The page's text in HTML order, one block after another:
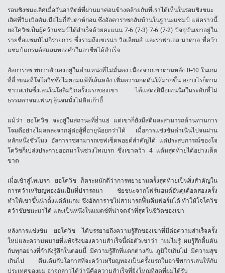
รอบชิงชนะเลิศเมื่อวันอาทิตย์ที่ผ่านมาค่อนข้างคล้ายกับที่เราได้เห็นในรอบชิงชนะ
เลิศที่วิมเบิลดันเมื่อไม่กี่สัปดาห์ก่อน ซึ่งอัลคาราซกลับบ้านในฐานะแชมป์ แต่คราวนี้
ยอโควิชเป็นผู้คว้าแชมป์ได้สำเร็จด้วยคะแนน 7-6 (7-3) 7-6 (7-2) ปัจจุบันเขาอยู่ใน
รายชื่อแชมป์ไม่กี่รายการ ซึ่งรวมถึงเซเรน่า วิลเลียมส์ และราฟาเอล นาดาล ที่คว้า
แชมป์แกรนด์สแลมทองคำในอาชีพได้สำเร็จ
อัลการาซ พบว่าตัวเองอยู่ในตำแหน่งที่ไม่มั่นคง เนื่องจากเขาตามหลัง 0-40 ในเกม
ที่สี่ ขณะที่โจโควิชซึ่งไม่ยอมแพ้ที่เส้นหลัง เพิ่มความกดดันให้มากขึ้น อย่างไรก็ตาม
ชาวสเปนซึ่งเล่นในโอลิมปิกครั้งแรกของเขา ได้แสดงฝีมือเทนนิสในระดับที่ไม่
ธรรมดาจนแฟนๆ ลุ้นจนนั่งไม่ติดเก้าอี้
แม้ว่า ยอโควิช จะอยู่ในสถานะที่ย่ำแย่ แต่เขาก็ยังมีสติและสามารถต้านทานการ
โจมตีอย่างไม่ลดละจากคู่ต่อสู้ที่อายุน้อยกว่าได้ เมื่อการแข่งขันดำเนินไปจนผ่าน
หลักหนึ่งชั่วโมง อัลการาซสามารถเซฟเซ็ตพอยต์สำคัญได้ แต่ประสบการณ์ของโจ
โควิชก็เปล่งประกายออกมาในช่วงไทเบรก ซึ่งเขาคว้า 4 แต้มสุดท้ายได้อย่างเด็ด
ขาด
เมื่อเข้าสู่ไทเบรก ยอโควิช ก็ตระหนักดีว่าการพยายามครั้งสุดท้ายเป็นสิ่งสำคัญใน
การคว้าเหรียญทองอันเป็นที่ปรารถนา ชัยชนะจากโฟร์แฮนด์อันดุเดือดสองครั้ง
ทำให้เขาขึ้นนำตั้งแต่ต้นเกม ซึ่งอัลการาซไม่สามารถฟื้นคืนฟอร์มได้ ทำให้โจโควิช
คว้าชัยชนะมาได้ และเป็นหนึ่งในแมตช์ที่น่าจดจำที่สุดในชีวิตของเขา
หลังการแข่งขัน ยอโควิช ได้บรรยายถึงความรู้สึกของเขาที่มีต่อความสำเร็จครั้ง
ใหม่และความหมายที่แท้จริงของความสำเร็จนี้ต่อตัวเขาว่า “ผมไม่รู้ ผมรู้สึกตื้นตัน
กับทุกอย่างที่กำลังรู้สึกในตอนนี้ มีความรู้สึกที่แตกต่างกัน ภูมิใจเกินไป มีความสุข
เกินไป ตื่นเต้นกับโอกาสที่จะคว้าเหรียญทองเป็นครั้งแรกในอาชีพการเล่นให้กับ
ประเทศของผม อาจกล่าวได้ว่านี่คือความสำเร็จที่ยิ่งใหญ่ที่สุดที่ผมได้รับ